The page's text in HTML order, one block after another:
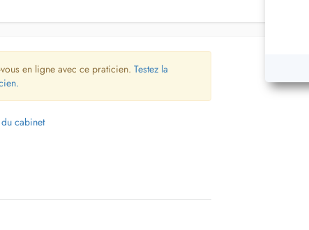
en ligne avec ce praticien. Testez la
cabinet